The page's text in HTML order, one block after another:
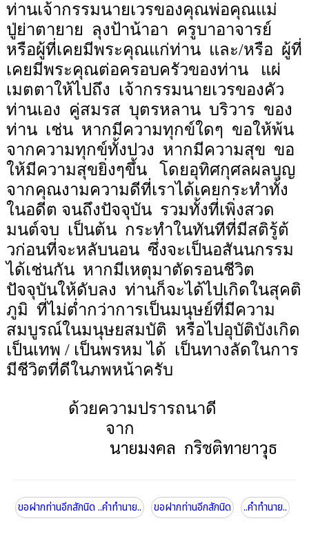
ท่านเจ้ากรรมนายเวรของคุณพ่อคุณแม่
ปู่ย่าตายาย
ลุงป้าน้าอา ครูบาอาจารย์
หรือผู้ที่เคยมีพระคุณแก่ท่าน และ/หรือ ผู้ที่
เคยมีพระคุณต่อครอบครัวของท่าน
แผ่
เมตตาให้ไปถึง
เจ้ากรรมนายเวรของคัว
ท่านเอง
คู่สมรส บุตรหลาน บริวาร ของ
ท่าน เช่น หากมีความทุกข์ใดๆ ขอให้พ้น
จากความทุกข์ทั้งปวง หากมีความสุข ขอ
ให้มีความสุขยิ่งๆขึ้น
โดยอุทิศกุศลผลบุญ
จากคุณงามความดีที่เราได้เคยกระทำทั้ง
ในอดีต จนถึงปัจจุบัน รวมทั้งที่เพิ่งสวด
มนต์จบ เป็นต้น กระทำในทันทีที่มีสติรู้ต้
วก่อนที่จะหลับนอน ซึ่งจะเป็นอสันนกรรม
ได้เช่นกัน หากมีเหตุมาตัดรอนชีวิต
ปัจจุบันให้ดับลง ท่านก็จะได้ไปเกิดในสุคติ
ภูมิ ที่ไม่ต่ำกว่าการเป็นมนุษย์ที่มีความ
สมบูรณ์ในมนุษยสมบัติ หรือไปอุบัติบังเกิด
เป็นเทพ / เป็นพรหม ได้
เป็นทางลัดในการ
มีชีวิตที่ดีในภพหน้าครับ
ด้วยความปรารถนาดี
จาก
นายมงคล กริชติทายาวุธ
ขอฝากท่านอีกสักนิด ..คำทำนาย.. ขอฝากท่านอีกสักนิด ..คำทำนาย..